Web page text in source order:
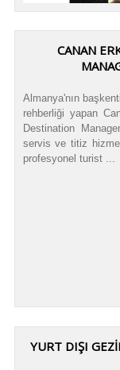
CANAN
Almanya'nın
rehberliği yapan
Destination
servis ve titiz
profesyonel turist ...
YURT DIŞI